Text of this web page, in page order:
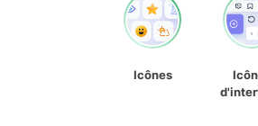
Icônes